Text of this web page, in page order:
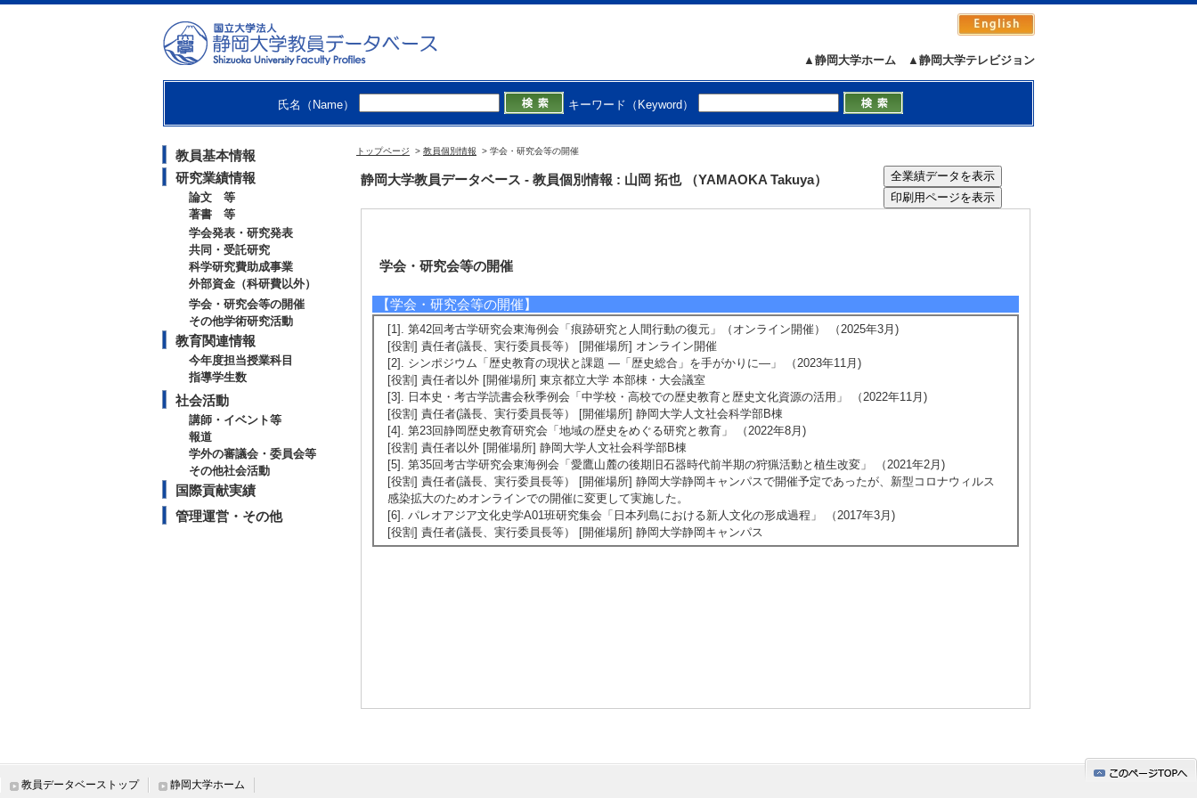
▲静岡大学テレビジョン
▲静岡大学ホーム
氏名（Name） キーワード（Keyword）
教員基本情報
研究業績情報
論文 等
著書 等
学会発表・研究発表
共同・受託研究
科学研究費助成事業
外部資金（科研費以外）
学会・研究会等の開催
その他学術研究活動
教育関連情報
今年度担当授業科目
指導学生数
社会活動
講師・イベント等
報道
学外の審議会・委員会等
その他社会活動
国際貢献実績
管理運営・その他
トップページ > 教員個別情報 > 学会・研究会等の開催
静岡大学教員データベース - 教員個別情報 : 山岡 拓也 （YAMAOKA Takuya）
学会・研究会等の開催
【学会・研究会等の開催】
[1]. 第42回考古学研究会東海例会「痕跡研究と人間行動の復元」（オンライン開催） （2025年3月)
[役割] 責任者(議長、実行委員長等） [開催場所] オンライン開催
[2]. シンポジウム「歴史教育の現状と課題 ―「歴史総合」を手がかりに―」 （2023年11月)
[役割] 責任者以外 [開催場所] 東京都立大学 本部棟・大会議室
[3]. 日本史・考古学読書会秋季例会「中学校・高校での歴史教育と歴史文化資源の活用」 （2022年11月)
[役割] 責任者(議長、実行委員長等） [開催場所] 静岡大学人文社会科学部B棟
[4]. 第23回静岡歴史教育研究会「地域の歴史をめぐる研究と教育」 （2022年8月)
[役割] 責任者以外 [開催場所] 静岡大学人文社会科学部B棟
[5]. 第35回考古学研究会東海例会「愛鷹山麓の後期旧石器時代前半期の狩猟活動と植生改変」 （2021年2月)
[役割] 責任者(議長、実行委員長等） [開催場所] 静岡大学静岡キャンパスで開催予定であったが、新型コロナウィルス
感染拡大のためオンラインでの開催に変更して実施した。
[6]. パレオアジア文化史学A01班研究集会「日本列島における新人文化の形成過程」 （2017年3月)
[役割] 責任者(議長、実行委員長等） [開催場所] 静岡大学静岡キャンパス
教員データベーストップ 静岡大学ホーム